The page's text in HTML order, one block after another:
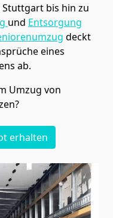
Stuttgart bis hin zu
und Entsorgung
deckt
eines
ab.
Umzug von
erhalten